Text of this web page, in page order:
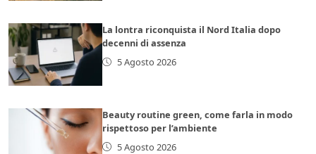
La lontra riconquista il Nord Italia dopo
decenni di assenza
5 Agosto 2026
Beauty routine green, come farla in modo
rispettoso per l’ambiente
5 Agosto 2026